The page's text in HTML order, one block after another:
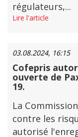
régulateurs,...
Lire l'article
03.08.2024, 16:15
Cofepris
ouverte de
19.
La
contre les
autorisé